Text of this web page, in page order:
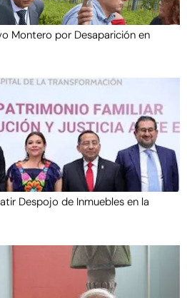
Montero por Desaparición en
Despojo de Inmuebles en la